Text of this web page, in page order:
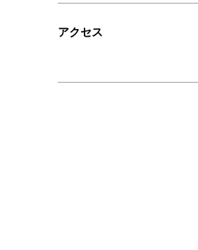
アクセス